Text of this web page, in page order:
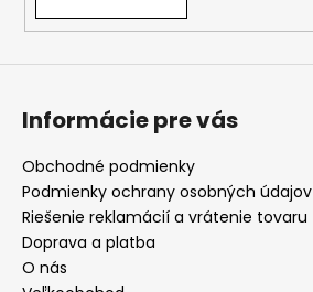
Informácie pre vás
Obchodné podmienky
Podmienky ochrany osobných údajov
Riešenie reklamácií a vrátenie tovaru
Doprava a platba
O nás